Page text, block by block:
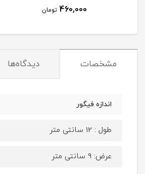
460,000 تومان
مشخصات دیدگاه‌ها
اندازه فیگور
طول : 12 سانتی متر
عرض: 9 سانتی متر